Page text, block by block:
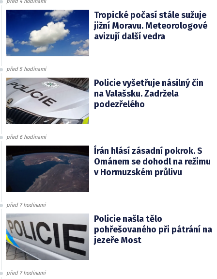
Tropické počasí stále sužuje
jižní Moravu. Meteorologové
avizují další vedra
před 5 hodinami
Policie vyšetřuje násilný čin
na Valašsku. Zadržela
podezřelého
před 6 hodinami
Írán hlásí zásadní pokrok. S
Ománem se dohodl na režimu
v Hormuzském průlivu
před 7 hodinami
Policie našla tělo
pohřešovaného při pátrání na
jezeře Most
před 7 hodinami